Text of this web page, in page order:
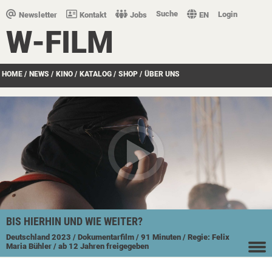
Newsletter Kontakt Jobs Suche EN Login
W-FILM
HOME / NEWS / KINO / KATALOG / SHOP / ÜBER UNS
BIS HIERHIN UND WIE WEITER?
Deutschland 2023 / Dokumentarfilm / 91 Minuten / Regie: Felix
Maria Bühler / ab 12 Jahren freigegeben